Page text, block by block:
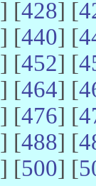
] [428] [
] [440] [
] [452] [
] [464] [
] [476] [
] [488] [
] [500] [